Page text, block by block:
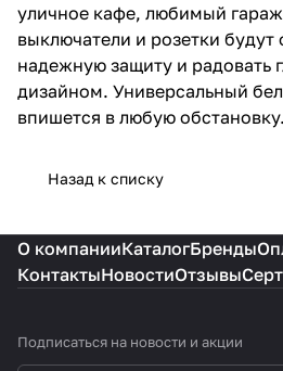
уличное кафе, любимый
выключатели и розетки будут
надежную защиту и радовать
дизайном. Универсальный
впишется в любую обстановку.
Назад к списку
О компанииКаталогБренды
КонтактыНовостиОтзывы
Подписаться на новости и акции